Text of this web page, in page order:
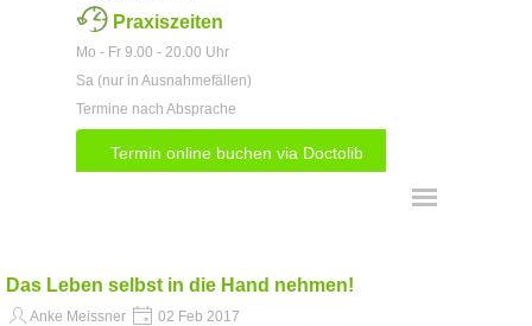
Praxiszeiten
Mo - Fr 9.00 - 20.00 Uhr
Sa (nur in Ausnahmefällen)
Termine nach Absprache
Menü überspringen
Termin online buchen via Doctolib
Das Leben selbst in die Hand nehmen!
Anke Meissner 02 Feb 2017